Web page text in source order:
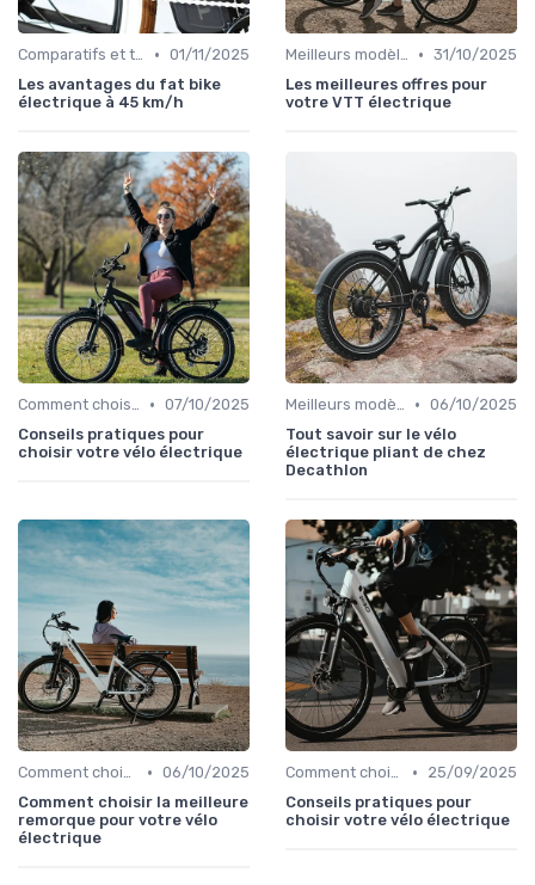
Comparatifs et tests de vélos électriques • 01/11/2025
Les avantages du fat bike
électrique à 45 km/h
Meilleurs modèles et marques • 31/10/2025
Les meilleures offres pour
votre VTT électrique
Comment choisir un vélo électrique • 07/10/2025
Conseils pratiques pour
choisir votre vélo électrique
Meilleurs modèles et marques • 06/10/2025
Tout savoir sur le vélo
électrique pliant de chez
Decathlon
Comment choisir un vélo électrique • 06/10/2025
Comment choisir la meilleure
remorque pour votre vélo
électrique
Comment choisir un vélo électrique •
25/09/2025
Conseils pratiques pour
choisir votre vélo électrique